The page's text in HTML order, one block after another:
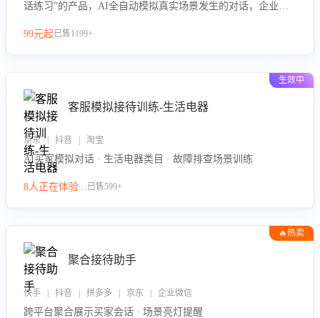
话练习”的产品，AI全自动模拟真实场景发生的对话，企业可
力。
99元起已售1199+
生效中
客服模拟接待训练-生活电器
京东 | 抖音 | 淘宝
AI买家模拟对话 · 生活电器类目 · 故障排查场景训练
8人正在体验...已售599+
🔥热卖
聚合接待助手
快手 | 抖音 | 拼多多 | 京东 | 企业微信
跨平台聚合展示买家会话 · 场景亮灯提醒